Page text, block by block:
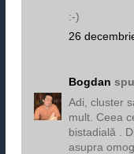
:-)
26
Bogdan
Adi, cluster
mult. Ceea
bistadială .
asupra